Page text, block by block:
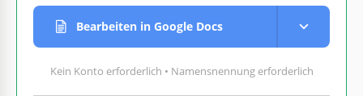
Bearbeiten in Google Docs
Kein Konto erforderlich • Namensnennung erforderlich